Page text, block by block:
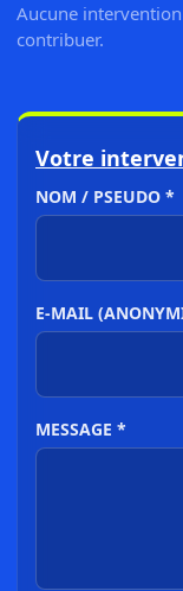
Aucune
contribuer.
Votre
NOM / PSEUDO *
E-MAIL
MESSAGE *